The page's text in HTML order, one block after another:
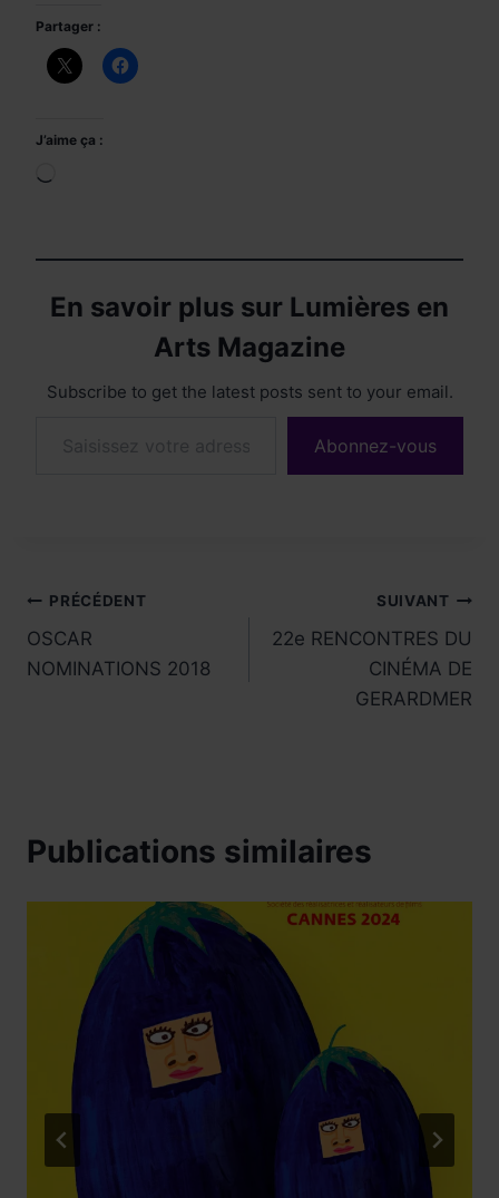
Partager :
J’aime ça :
En savoir plus sur Lumières en
Arts Magazine
Subscribe to get the latest posts sent to your email.
Abonnez-vous
Navigation
de
PRÉCÉDENT
OSCAR
NOMINATIONS 2018
SUIVANT
22e RENCONTRES DU
CINÉMA DE
GERARDMER
Publications similaires